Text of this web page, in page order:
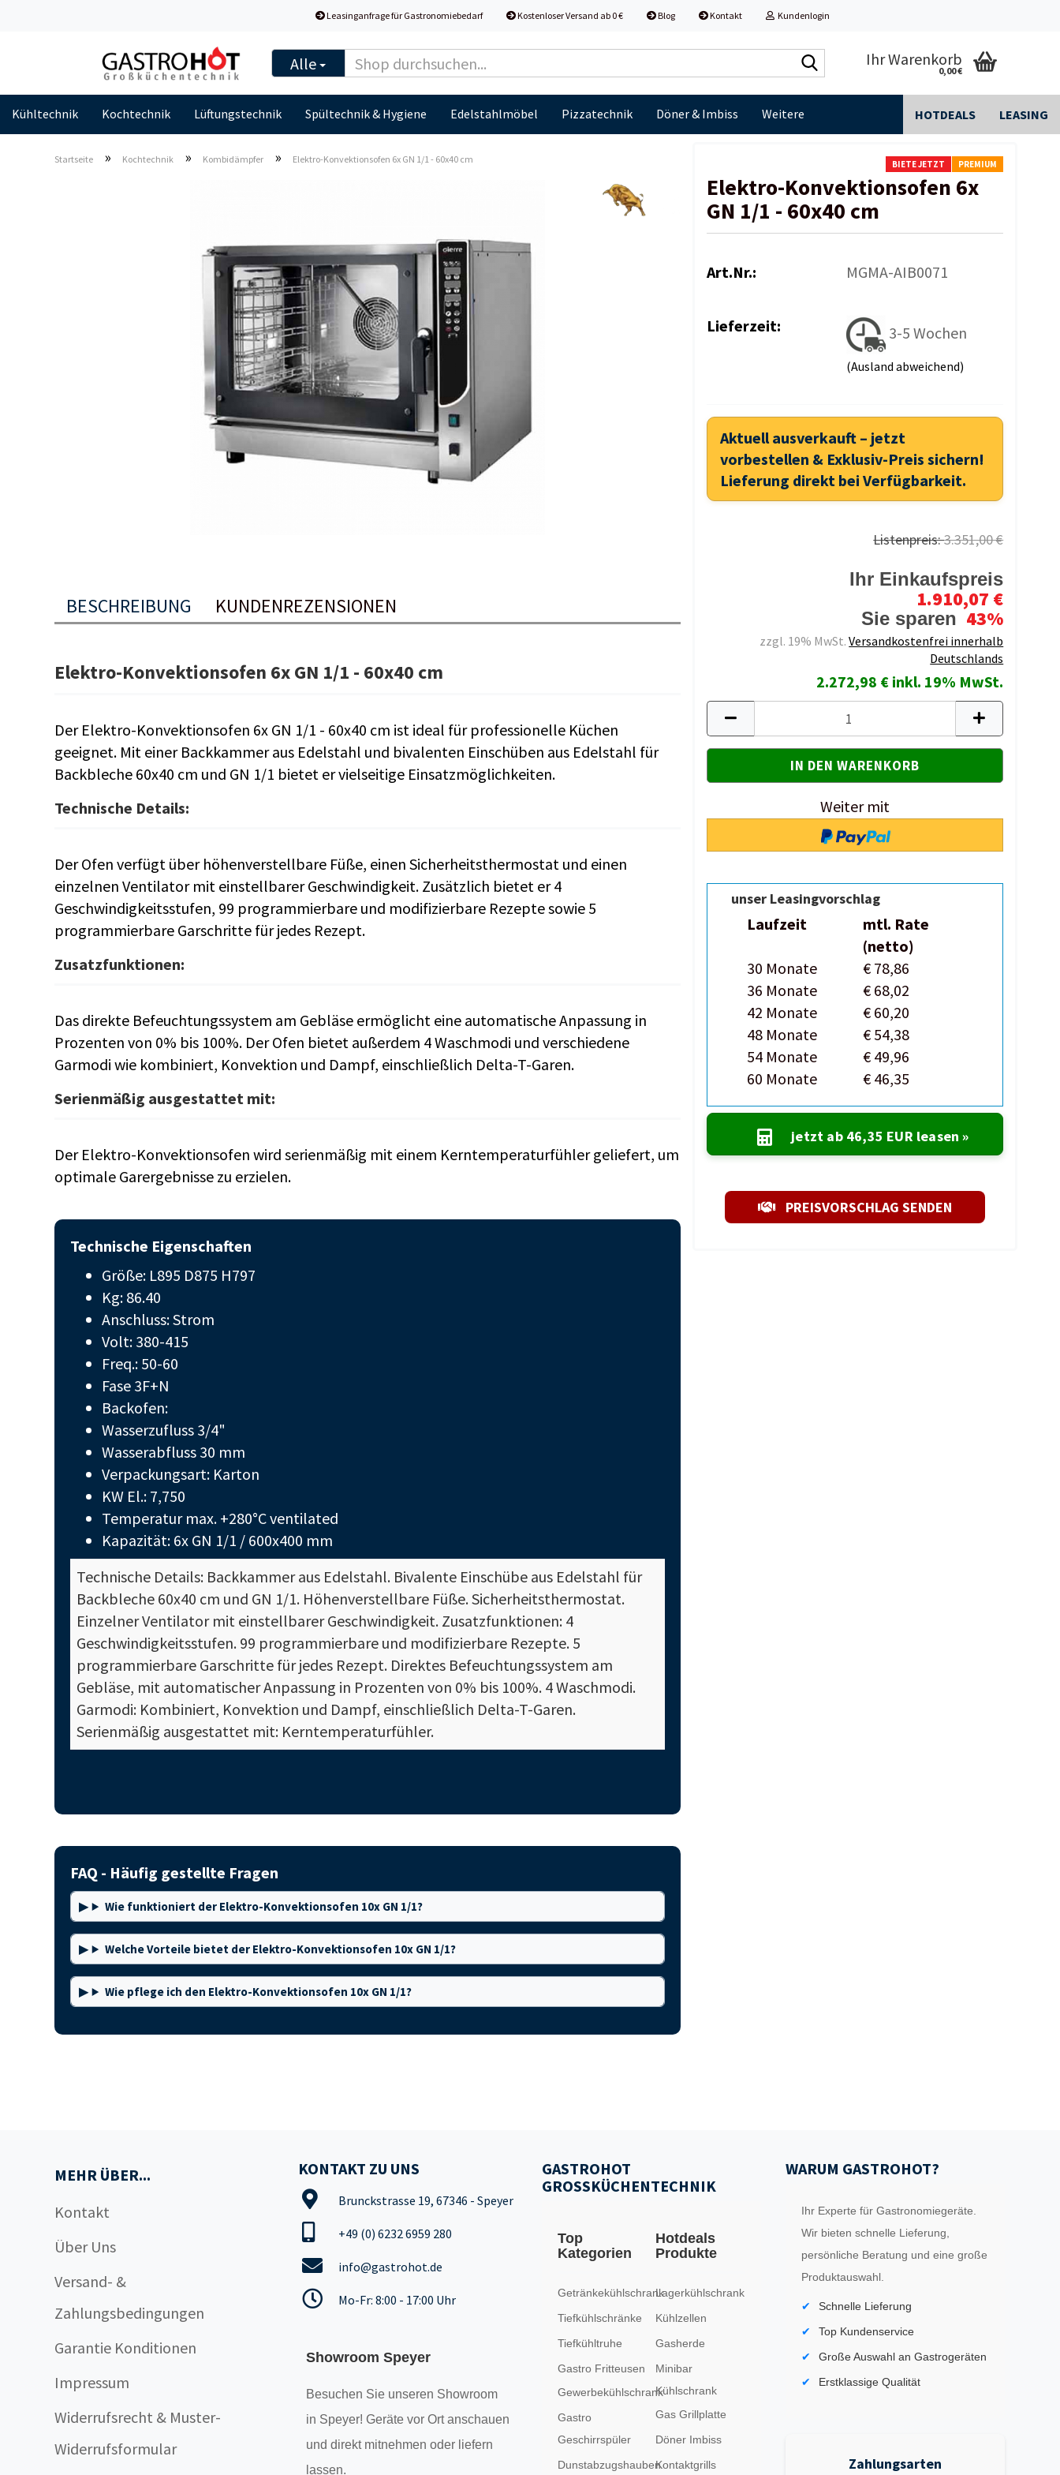
Leasinganfrage für Gastronomiebedarf Kostenloser Versand ab 0 € Blog Kontakt Kundenlogin
Alle
durchsuchen...
Ihr Warenkorb
0,00 €
Kühltechnik Kochtechnik Lüftungstechnik Spültechnik & Hygiene Edelstahlmöbel Pizzatechnik Döner & Imbiss HOTDEALS LEASING
Weitere
Startseite » Kochtechnik » Kombidämpfer » Elektro-Konvektionsofen 6x GN 1/1 - 60x40 cm BIETE JETZT PREMIUM
Elektro-Konvektionsofen 6x
GN 1/1 - 60x40 cm
Art.Nr.: MGMA-AIB0071
Lieferzeit: 3-5 Wochen
(Ausland abweichend)
Aktuell ausverkauft – jetzt
vorbestellen & Exklusiv-Preis sichern!
Lieferung direkt bei Verfügbarkeit.
Listenpreis:3.351,00 €
Ihr Einkaufspreis
1.910,07 €
Sie sparen 43%
zzgl. 19% MwSt.Versandkostenfrei innerhalb
Deutschlands
2.272,98 € inkl. 19% MwSt.
Weiter mit
unser Leasingvorschlag
Laufzeit
mtl. Rate
(netto)
30 Monate
€ 78,86
36 Monate
€ 68,02
42 Monate
€ 60,20
48 Monate
€ 54,38
54 Monate
€ 49,96
60 Monate
€ 46,35
jetzt ab 46,35 EUR leasen »
PREISVORSCHLAG SENDEN
BESCHREIBUNG KUNDENREZENSIONEN
Elektro-Konvektionsofen 6x GN 1/1 - 60x40 cm
Der Elektro-Konvektionsofen 6x GN 1/1 - 60x40 cm ist ideal für professionelle Küchen
geeignet. Mit einer Backkammer aus Edelstahl und bivalenten Einschüben aus Edelstahl für
Backbleche 60x40 cm und GN 1/1 bietet er vielseitige Einsatzmöglichkeiten.
Technische Details:
Der Ofen verfügt über höhenverstellbare Füße, einen Sicherheitsthermostat und einen
einzelnen Ventilator mit einstellbarer Geschwindigkeit. Zusätzlich bietet er 4
Geschwindigkeitsstufen, 99 programmierbare und modifizierbare Rezepte sowie 5
programmierbare Garschritte für jedes Rezept.
Zusatzfunktionen:
Das direkte Befeuchtungssystem am Gebläse ermöglicht eine automatische Anpassung in
Prozenten von 0% bis 100%. Der Ofen bietet außerdem 4 Waschmodi und verschiedene
Garmodi wie kombiniert, Konvektion und Dampf, einschließlich Delta-T-Garen.
Serienmäßig ausgestattet mit:
Der Elektro-Konvektionsofen wird serienmäßig mit einem Kerntemperaturfühler geliefert, um
optimale Garergebnisse zu erzielen.
Technische Eigenschaften
Größe: L895 D875 H797
Kg: 86.40
Anschluss: Strom
Volt: 380-415
Freq.: 50-60
Fase 3F+N
Backofen:
Wasserzufluss 3/4"
Wasserabfluss 30 mm
Verpackungsart: Karton
KW El.: 7,750
Temperatur max. +280°C ventilated
Kapazität: 6x GN 1/1 / 600x400 mm
Technische Details: Backkammer aus Edelstahl. Bivalente Einschübe aus Edelstahl für
Backbleche 60x40 cm und GN 1/1. Höhenverstellbare Füße. Sicherheitsthermostat.
Einzelner Ventilator mit einstellbarer Geschwindigkeit. Zusatzfunktionen: 4
Geschwindigkeitsstufen. 99 programmierbare und modifizierbare Rezepte. 5
programmierbare Garschritte für jedes Rezept. Direktes Befeuchtungssystem am
Gebläse, mit automatischer Anpassung in Prozenten von 0% bis 100%. 4 Waschmodi.
Garmodi: Kombiniert, Konvektion und Dampf, einschließlich Delta-T-Garen.
Serienmäßig ausgestattet mit: Kerntemperaturfühler.
FAQ - Häufig gestellte Fragen
Wie funktioniert der Elektro-Konvektionsofen 10x GN 1/1?
Welche Vorteile bietet der Elektro-Konvektionsofen 10x GN 1/1?
Wie pflege ich den Elektro-Konvektionsofen 10x GN 1/1?
MEHR ÜBER...
Kontakt
Über Uns
Versand- &
Zahlungsbedingungen
Garantie Konditionen
Impressum
Widerrufsrecht & Muster-
Widerrufsformular
KONTAKT ZU UNS
Brunckstrasse 19, 67346 - Speyer
+49 (0) 6232 6959 280
info@gastrohot.de
Mo-Fr: 8:00 - 17:00 Uhr
Showroom Speyer
Besuchen Sie unseren Showroom
in Speyer! Geräte vor Ort anschauen
und direkt mitnehmen oder liefern
lassen.
GASTROHOT
GROSSKÜCHENTECHNIK
Top
Kategorien
Getränkekühlschrank
Tiefkühlschränke
Tiefkühltruhe
Gastro Fritteusen
Gewerbekühlschrank
Gastro
Geschirrspüler
Dunstabzugshauben
Hotdeals
Produkte
Lagerkühlschrank
Kühlzellen
Gasherde
Minibar
Kühlschrank
Gas Grillplatte
Döner Imbiss
Kontaktgrills
WARUM GASTROHOT?
Ihr Experte für Gastronomiegeräte.
Wir bieten schnelle Lieferung,
persönliche Beratung und eine große
Produktauswahl.
Schnelle Lieferung
Top Kundenservice
Große Auswahl an Gastrogeräten
Erstklassige Qualität
Zahlungsarten